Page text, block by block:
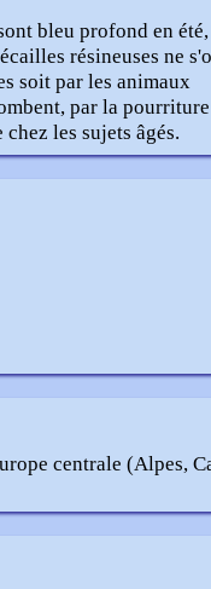
bleu profond en
résineuses ne
soit par les animaux
par la
les sujets âgés.
centrale (Alpes,